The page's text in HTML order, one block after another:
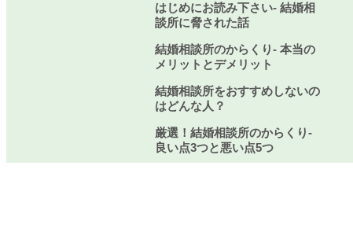
はじめにお読み下さい- 結婚相
談所に脅された話
結婚相談所のからくり- 本当の
メリットとデメリット
結婚相談所をおすすめしないの
はどんな人？
厳選！結婚相談所のからくり-
良い点3つと悪い点5つ